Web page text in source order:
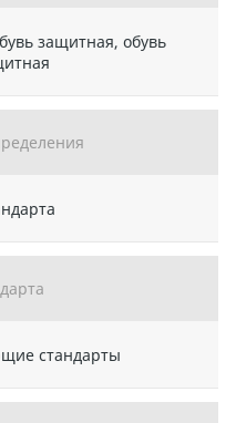
защитная, обувь
стандарты